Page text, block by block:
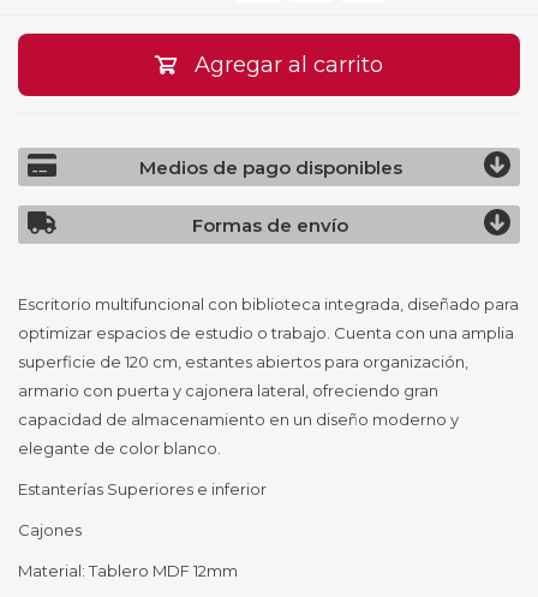
Agregar al carrito
Medios de pago disponibles
Formas de envío
Escritorio multifuncional con biblioteca integrada, diseñado para
optimizar espacios de estudio o trabajo. Cuenta con una amplia
superficie de 120 cm, estantes abiertos para organización,
armario con puerta y cajonera lateral, ofreciendo gran
capacidad de almacenamiento en un diseño moderno y
elegante de color blanco.
Estanterías Superiores e inferior
Cajones
Material: Tablero MDF 12mm